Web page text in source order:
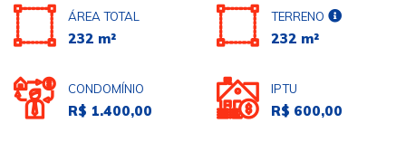
ÁREA TOTAL
232 m²
TERRENO
232 m²
CONDOMÍNIO
R$ 1.400,00
IPTU
R$ 600,00